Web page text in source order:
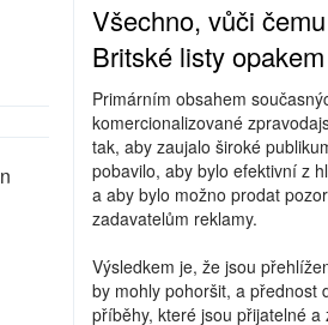
Všechno, vůči
Britské listy opakem
Primárním obsahem
komercionalizované
tak, aby zaujalo široké
pobavilo, aby bylo efektivní z
a aby bylo možno prodat
zadavatelům reklamy.
Výsledkem je, že jsou
by mohly pohoršit, a přednost
příběhy, které jsou přijatelné a